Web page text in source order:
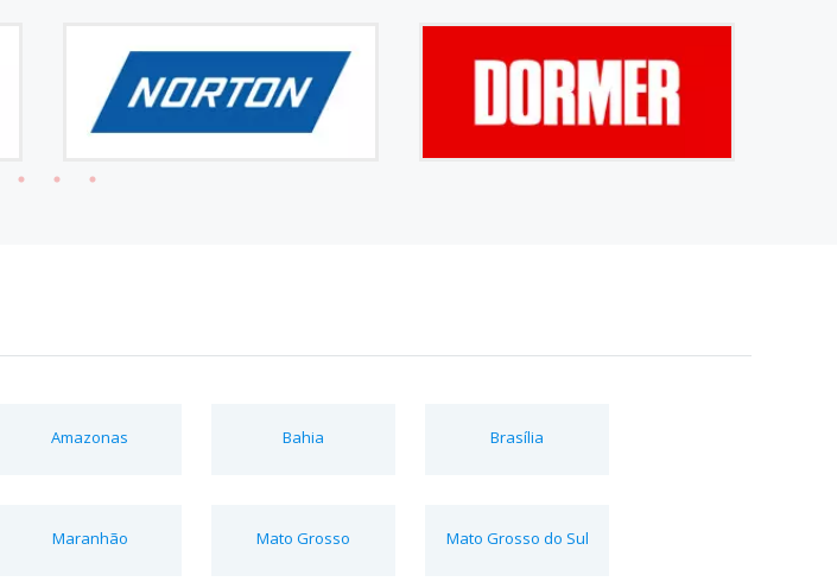
Amazonas Bahia Brasília
Maranhão Mato Grosso Mato Grosso do Sul